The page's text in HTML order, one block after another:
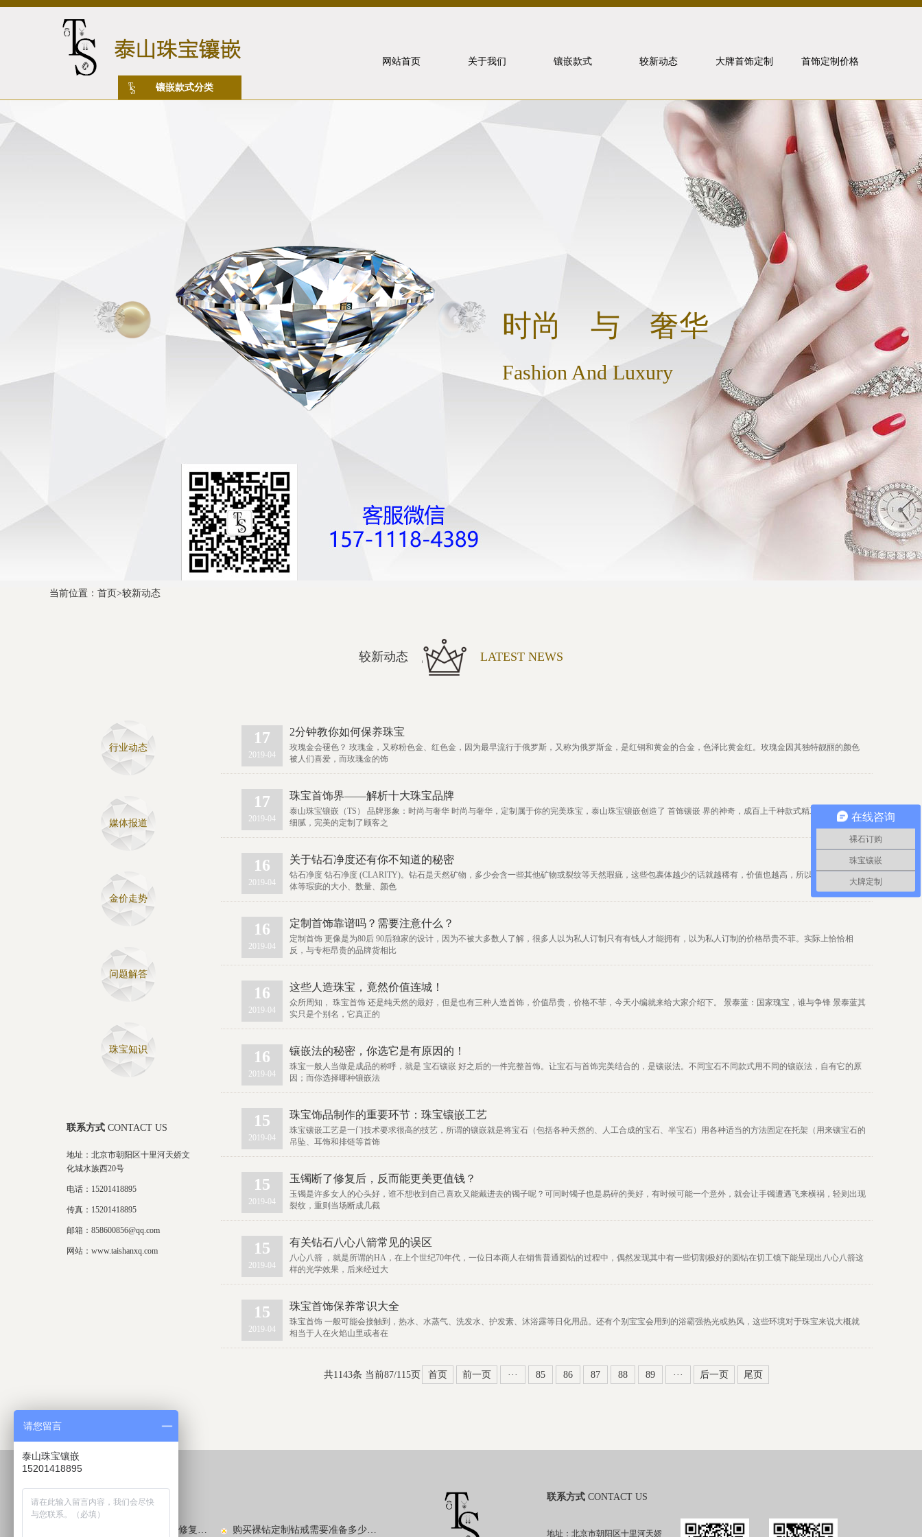
网站首页 关于我们
联系我们
重要事件
镶嵌款式 较新动态
金价走势
大牌首饰定制
宝格丽
梵克雅宝
首饰定制价格
镶嵌款式分类
时尚 与 奢华
Fashion And Luxury
当前位置： 首页>较新动态
较新动态 LATEST NEWS
行业动态
媒体报道
金价走势
问题解答
珠宝知识
联系方式 CONTACT US
地址：北京市朝阳区十里河天娇文
化城水族西20号
电话：15201418895
传真：15201418895
邮箱：858600856@qq.com
网站：www.taishanxq.com
17
2019-04
2分钟教你如何保养珠宝
玫瑰金会褪色？ 玫瑰金，又称粉色金、红色金，因为最早流行于俄罗斯，又称为俄罗斯金，是红铜和黄金的合金，色泽比黄金红。玫瑰金因其独特靓丽的颜色
被人们喜爱，而玫瑰金的饰
17
2019-04
珠宝首饰界——解析十大珠宝品牌
泰山珠宝镶嵌（TS） 品牌形象：时尚与奢华 时尚与奢华，定制属于你的完美珠宝，泰山珠宝镶嵌创造了 首饰镶嵌 界的神奇，成百上千种款式精工镶嵌、做工
细腻，完美的定制了顾客之
16
2019-04
关于钻石净度还有你不知道的秘密
钻石净度 钻石净度 (CLARITY)。钻石是天然矿物，多少会含一些其他矿物或裂纹等天然瑕疵，这些包裹体越少的话就越稀有，价值也越高，所以就根据它包裹
体等瑕疵的大小、数量、颜色
16
2019-04
定制首饰靠谱吗？需要注意什么？
定制首饰 更像是为80后 90后独家的设计，因为不被大多数人了解，很多人以为私人订制只有有钱人才能拥有，以为私人订制的价格昂贵不菲。实际上恰恰相
反，与专柜昂贵的品牌货相比
16
2019-04
这些人造珠宝，竟然价值连城！
众所周知， 珠宝首饰 还是纯天然的最好，但是也有三种人造首饰，价值昂贵，价格不菲，今天小编就来给大家介绍下。 景泰蓝：国家瑰宝，谁与争锋 景泰蓝其
实只是个别名，它真正的
16
2019-04
镶嵌法的秘密，你选它是有原因的！
珠宝一般人当做是成品的称呼，就是 宝石镶嵌 好之后的一件完整首饰。让宝石与首饰完美结合的，是镶嵌法。不同宝石不同款式用不同的镶嵌法，自有它的原
因；而你选择哪种镶嵌法
15
2019-04
珠宝饰品制作的重要环节：珠宝镶嵌工艺
珠宝镶嵌工艺是一门技术要求很高的技艺，所谓的镶嵌就是将宝石（包括各种天然的、人工合成的宝石、半宝石）用各种适当的方法固定在托架（用来镶宝石的
吊坠、耳饰和排链等首饰
15
2019-04
玉镯断了修复后，反而能更美更值钱？
玉镯是许多女人的心头好，谁不想收到自己喜欢又能戴进去的镯子呢？可同时镯子也是易碎的美好，有时候可能一个意外，就会让手镯遭遇飞来横祸，轻则出现
裂纹，重则当场断成几截
15
2019-04
有关钻石八心八箭常见的误区
八心八箭 ，就是所谓的HA，在上个世纪70年代，一位日本商人在销售普通圆钻的过程中，偶然发现其中有一些切割极好的圆钻在切工镜下能呈现出八心八箭这
样的光学效果，后来经过大
15
2019-04
珠宝首饰保养常识大全
珠宝首饰 一般可能会接触到，热水、水蒸气、洗发水、护发素、沐浴露等日化用品。还有个别宝宝会用到的浴霸强热光或热风，这些环境对于珠宝来说大概就
相当于人在火焰山里或者在
共1143条 当前87/115页 首页 前一页 ··· 85 86 87 88 89 ··· 后一页 尾页
较新动态 LATEST NEWS​ 联系方式 CONTACT US
地址：北京市朝阳区十里河天娇
在线咨询
裸石订购
珠宝镶嵌
大牌定制
请您留言
泰山珠宝镶嵌
15201418895